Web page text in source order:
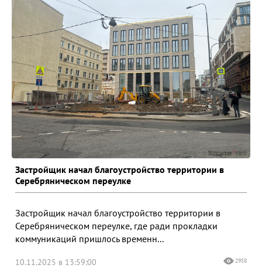
Застройщик начал благоустройство территории в
Серебряническом переулке
Застройщик начал благоустройство территории в
Серебряническом переулке, где ради прокладки
коммуникаций пришлось временн...
10.11.2025 в 13:59:00 2958